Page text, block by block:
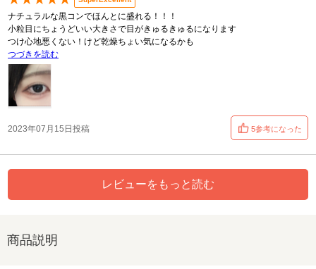
ナチュラルな黒コンでほんとに盛れる！！！
小粒目にちょうどいい大きさで目がきゅるきゅるになります
つけ心地悪くない！けど乾燥ちょい気になるかも
つづきを読む
2023年07月15日投稿 5参考になった
レビューをもっと読む
商品説明